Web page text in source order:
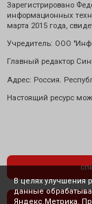
Зарегистрировано
информационных
марта 2015 года,
Учредитель: ООО
Главный редактор
Адрес: Россия.
Настоящий ресурс
В целях улучшения
данные
Яндекс.Метрика.